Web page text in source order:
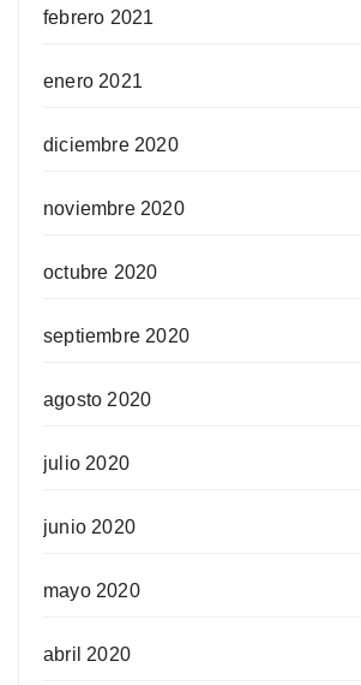
febrero 2021
enero 2021
diciembre 2020
noviembre 2020
octubre 2020
septiembre 2020
agosto 2020
julio 2020
junio 2020
mayo 2020
abril 2020